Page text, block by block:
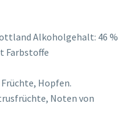
Alkoholgehalt: 46 %
Farbstoffe
Hopfen.
Noten von